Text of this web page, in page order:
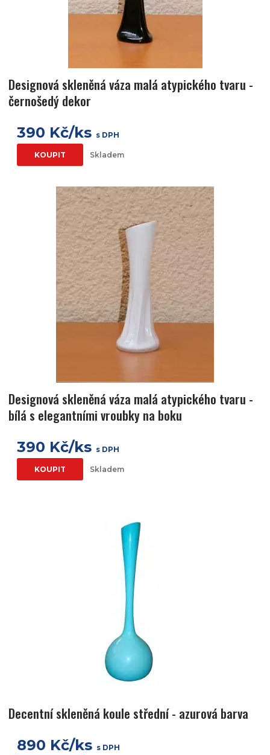
Designová skleněná váza malá atypického tvaru -
černošedý dekor
390 Kč/ks s DPH
KOUPIT Skladem
Designová skleněná váza malá atypického tvaru -
bílá s elegantními vroubky na boku
390 Kč/ks s DPH
KOUPIT Skladem
Decentní skleněná koule střední - azurová barva
890 Kč/ks s DPH